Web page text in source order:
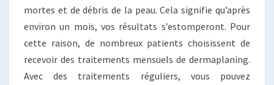
mortes et de débris de la peau. Cela signifie qu’après
environ un mois, vos résultats s’estomperont. Pour
cette raison, de nombreux patients choisissent de
recevoir des traitements mensuels de dermaplaning.
Avec des traitements réguliers, vous pouvez